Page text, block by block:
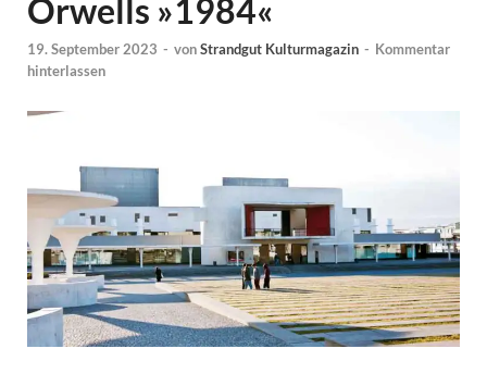
Orwells »1984«
19. September 2023 - vonStrandgut Kulturmagazin - Kommentar
hinterlassen